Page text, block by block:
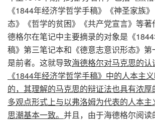
《1844年经济学哲学手稿》《神圣家族
态》《哲学的贫困》《共产党宣言》等
德格尔在笔记中主要摘录的对象是《1844
稿》第三笔记本和《德意志意识形态》
是前者。这就导致海德格尔对马克思的
《1844年经济学哲学手稿》中的人本主
的，其理解的马克思的辩证法也具有浓
多观点形式上与以弗洛姆为代表的人本主
思潮基本一致。 并且，由于海德格尔阅